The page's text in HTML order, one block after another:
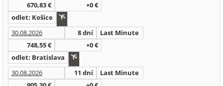
670,83 €
+0 €
odlet: Košice
30.08.2026
8 dní
Last Minute
748,55 €
+0 €
odlet: Bratislava
30.08.2026
11 dní
Last Minute